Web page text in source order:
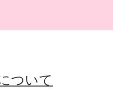
ついて